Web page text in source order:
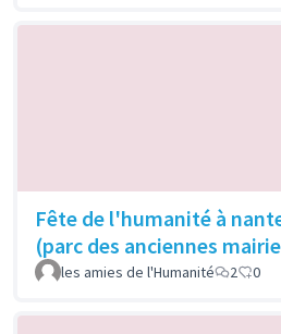
Fête de l'humanité à
(parc des anciennes
les amies de l'Humanité 2 0